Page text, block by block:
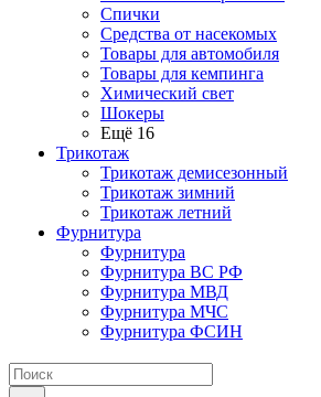
Спички
Средства от насекомых
Товары для автомобиля
Товары для кемпинга
Химический свет
Шокеры
Ещё 16
Трикотаж
Трикотаж демисезонный
Трикотаж зимний
Трикотаж летний
Фурнитура
Фурнитура
Фурнитура ВС РФ
Фурнитура МВД
Фурнитура МЧС
Фурнитура ФСИН